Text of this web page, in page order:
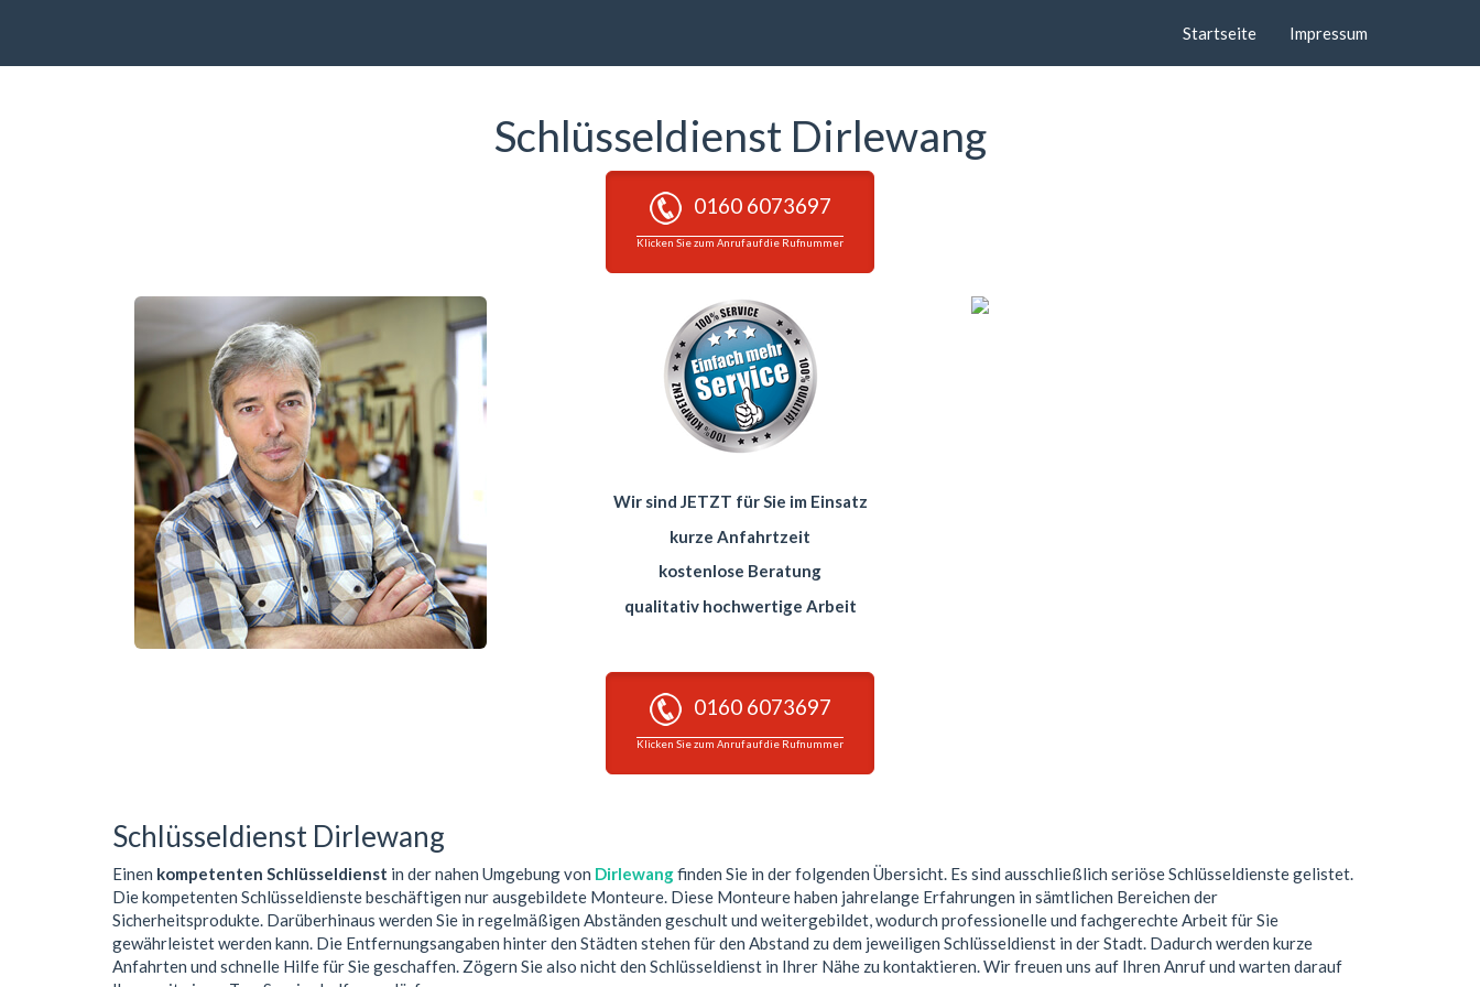
Startseite Impressum
Schlüsseldienst Dirlewang
0160 6073697
Klicken Sie zum Anruf auf die Rufnummer
Wir sind JETZT für Sie im Einsatz
kurze Anfahrtzeit
kostenlose Beratung
qualitativ hochwertige Arbeit
0160 6073697
Klicken Sie zum Anruf auf die Rufnummer
Schlüsseldienst Dirlewang
Einen kompetenten Schlüsseldienst in der nahen Umgebung von Dirlewangfinden Sie in der folgenden Übersicht. Es sind ausschließlich seriöse Schlüsseldienste gelistet.
Die kompetenten Schlüsseldienste beschäftigen nur ausgebildete Monteure. Diese Monteure haben jahrelange Erfahrungen in sämtlichen Bereichen der
Sicherheitsprodukte. Darüberhinaus werden Sie in regelmäßigen Abständen geschult und weitergebildet, wodurch professionelle und fachgerechte Arbeit für Sie
gewährleistet werden kann. Die Entfernungsangaben hinter den Städten stehen für den Abstand zu dem jeweiligen Schlüsseldienst in der Stadt. Dadurch werden kurze
Anfahrten und schnelle Hilfe für Sie geschaffen. Zögern Sie also nicht den Schlüsseldienst in Ihrer Nähe zu kontaktieren. Wir freuen uns auf Ihren Anruf und warten darauf